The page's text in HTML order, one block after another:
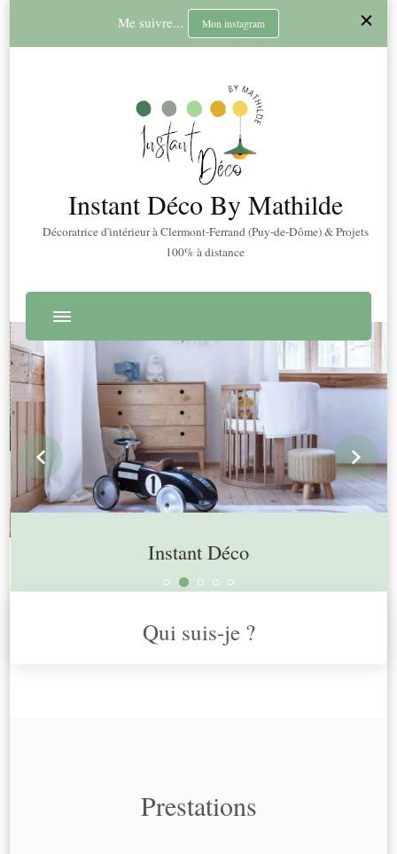
Me suivre... Mon instagram
Instant Déco By Mathilde
Décoratrice d'intérieur à Clermont-Ferrand (Puy-de-Dôme) & Projets
100% à distance
Instant Déco
prev
Qui suis-je ?
Prestations